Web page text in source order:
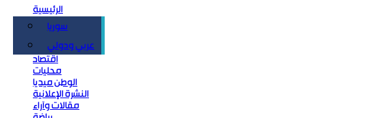
الرئيسية
سوريا
عربي ودولي
اقتصاد
محليات
الوطن ميديا
النشرة الإعلانية
مقالات وآراء